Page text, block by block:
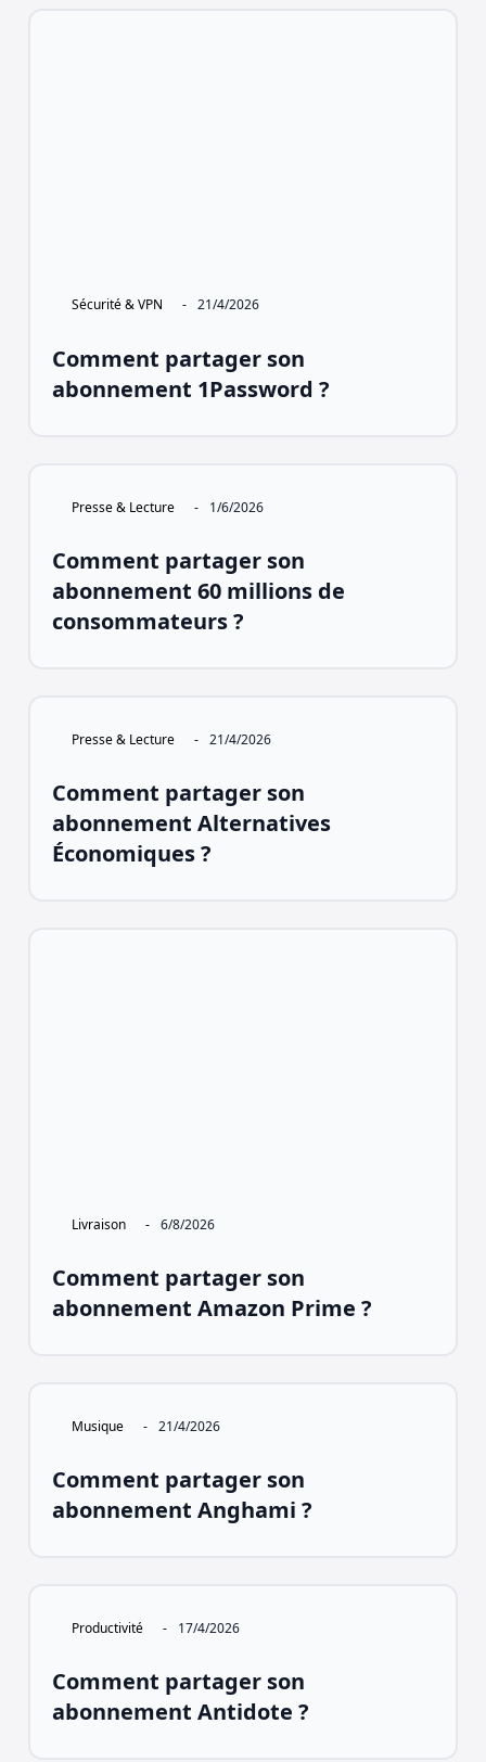
Sécurité & VPN - 21/4/2026
Comment partager son
abonnement 1Password ?
Presse & Lecture - 1/6/2026
Comment partager son
abonnement 60 millions de
consommateurs ?
Presse & Lecture - 21/4/2026
Comment partager son
abonnement Alternatives
Économiques ?
Livraison - 6/8/2026
Comment partager son
abonnement Amazon Prime ?
Musique - 21/4/2026
Comment partager son
abonnement Anghami ?
Productivité - 17/4/2026
Comment partager son
abonnement Antidote ?